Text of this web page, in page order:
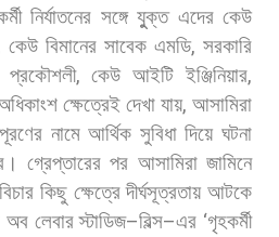
নির্যাতনের সঙ্গে যুুক্ত এদের কেউ
কেউ বিমানের সাবেক এমডি, সরকারি
প্রকৌশলী,কেউ আইটি ইঞ্জিনিয়ার,
ক্ষেত্রেই দেখা যায়, আসামিরা
নামে আর্থিক সুবিধা দিয়ে ঘটনা
গ্রেপ্তারের পর আসামিরা জামিনে
বিচার কিছু ক্ষেত্রে দীর্ঘসূত্রতায় আটকে
অব লেবার স্টাডিজ–বিল্স–এর ‘গৃহকর্মী